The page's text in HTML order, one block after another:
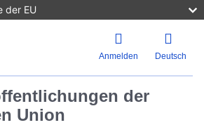
der EU
Anmelden Deutsch
der
Union